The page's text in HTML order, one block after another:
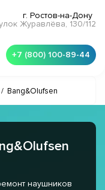
г. Ростов-на-Дону
Журавлёва, 130/112
+7 (800) 100-89-44
/ Bang&Olufsen
наушников